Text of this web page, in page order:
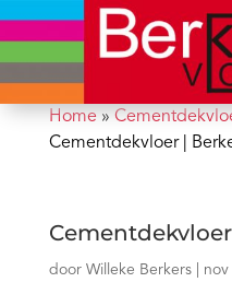
Home»
Cementdekvloer |
door Willeke Berkers| nov